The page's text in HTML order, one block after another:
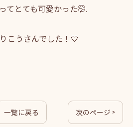
てとても可愛かった🤭.
こうさんでした！🤍
一覧に戻る 次のページ >